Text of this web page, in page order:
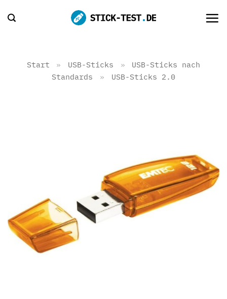
Inhalt
Start » USB-Sticks »
USB-Sticks nach
Standards
» USB-Sticks 2.0